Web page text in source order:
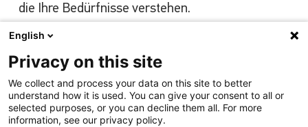
die Ihre Bedürfnisse verstehen.
Unser Angebot ansehen
English
Privacy on this site
We collect and process your data on this site to better
understand how it is used. You can give your consent to all or
selected purposes, or you can decline them all. For more
information, see our privacy policy.